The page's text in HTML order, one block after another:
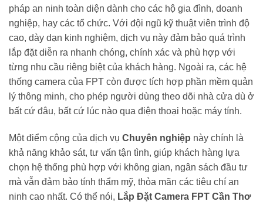
pháp an ninh toàn diện dành cho các hộ gia đình, doanh
nghiệp, hay các tổ chức. Với đội ngũ kỹ thuật viên trình độ
cao, dày dạn kinh nghiệm, dịch vụ này đảm bảo quá trình
lắp đặt diễn ra nhanh chóng, chính xác và phù hợp với
từng nhu cầu riêng biệt của khách hàng. Ngoài ra, các hệ
thống camera của FPT còn được tích hợp phần mềm quản
lý thông minh, cho phép người dùng theo dõi nhà cửa dù ở
bất cứ đâu, bất cứ lúc nào qua điện thoại hoặc máy tính.
Một điểm cộng của dịch vụ Chuyên nghiệp này chính là
khả năng khảo sát, tư vấn tận tình, giúp khách hàng lựa
chọn hệ thống phù hợp với không gian, ngân sách đầu tư
mà vẫn đảm bảo tính thẩm mỹ, thỏa mãn các tiêu chí an
ninh cao nhất. Có thể nói, Lắp Đặt Camera FPT Cần Thơ